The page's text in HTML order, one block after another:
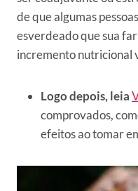
de que algumas
esverdeado que sua
incremento nutricional
Logo depois, leia
comprovados,
efeitos ao tomar